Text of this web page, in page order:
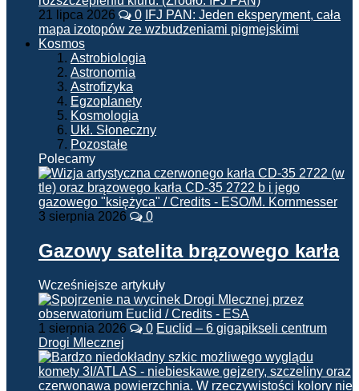
21 lipca 2026 0 IFJ PAN: Jeden eksperyment, cała
mapa izotopów ze wzbudzeniami pigmejskimi
Kosmos
Astrobiologia
Astronomia
Astrofizyka
Egzoplanety
Kosmologia
Ukł. Słoneczny
Pozostałe
Polecamy
3 sierpnia 2026 0
Gazowy satelita brązowego karła
Wcześniejsze artykuły
1 sierpnia 2026 0 Euclid – 6 gigapikseli centrum
Drogi Mlecznej